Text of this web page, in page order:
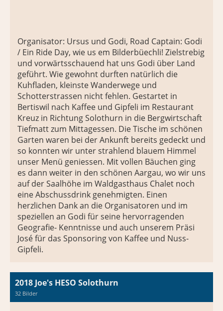
Organisator: Ursus und Godi, Road Captain: Godi
/ Ein Ride Day, wie us em Bilderbüechli! Zielstrebig
und vorwärtsschauend hat uns Godi über Land
geführt. Wie gewohnt durften natürlich die
Kuhfladen, kleinste Wanderwege und
Schotterstrassen nicht fehlen. Gestartet in
Bertiswil nach Kaffee und Gipfeli im Restaurant
Kreuz in Richtung Solothurn in die Bergwirtschaft
Tiefmatt zum Mittagessen. Die Tische im schönen
Garten waren bei der Ankunft bereits gedeckt und
so konnten wir unter strahlend blauem Himmel
unser Menü geniessen. Mit vollen Bäuchen ging
es dann weiter in den schönen Aargau, wo wir uns
auf der Saalhöhe im Waldgasthaus Chalet noch
eine Abschussdrink genehmigten. Einen
herzlichen Dank an die Organisatoren und im
speziellen an Godi für seine hervorragenden
Geografie- Kenntnisse und auch unserem Präsi
José für das Sponsoring von Kaffee und Nuss-
Gipfeli.
2018 Joe's HESO Solothurn
32 Bilder